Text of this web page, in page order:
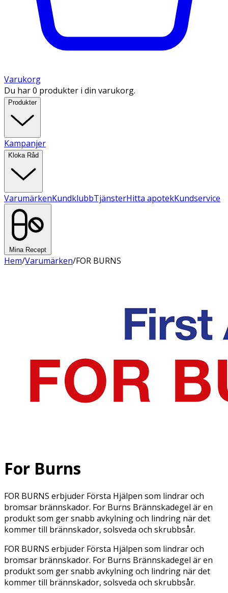
Varukorg
Du har 0 produkter i din varukorg.
Produkter
Kampanjer
Kloka Råd
VarumärkenKundklubbTjänsterHitta apotekKundservice
Mina Recept
Hem/Varumärken/FOR BURNS
For Burns
FOR BURNS erbjuder Första Hjälpen som lindrar och
bromsar brännskador. For Burns Brännskadegel är en
produkt som ger snabb avkylning och lindring när det
kommer till brännskador, solsveda och skrubbsår.
FOR BURNS erbjuder Första Hjälpen som lindrar och
bromsar brännskador. For Burns Brännskadegel är en
produkt som ger snabb avkylning och lindring när det
kommer till brännskador, solsveda och skrubbsår.